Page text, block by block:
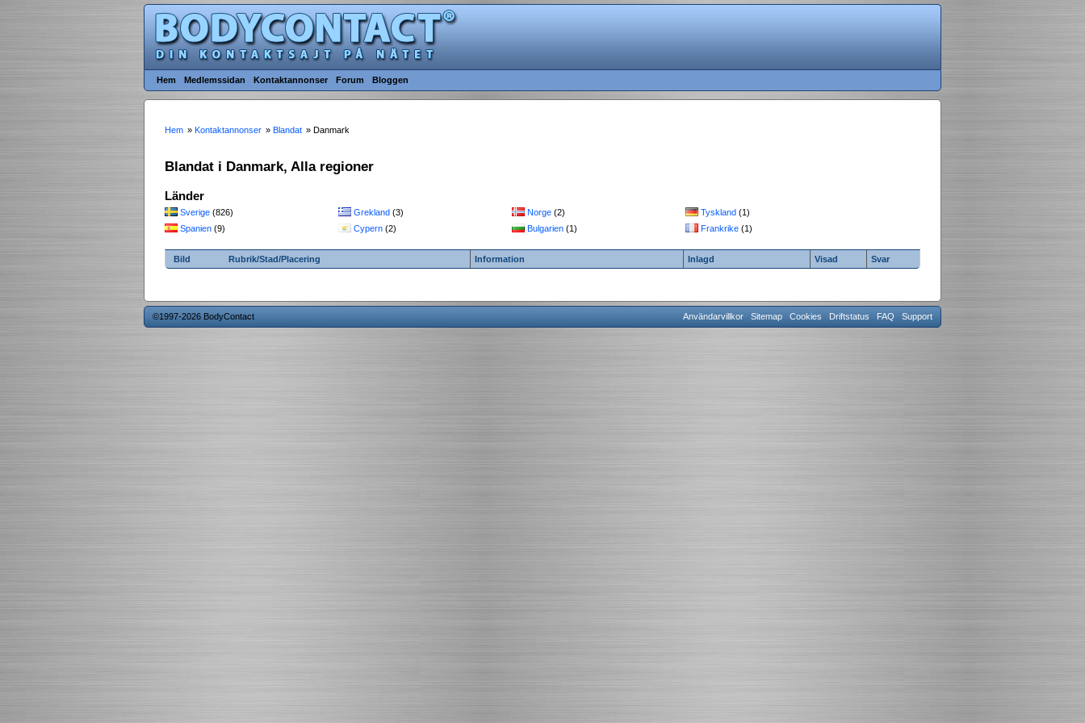
Hem Medlemssidan Kontaktannonser Forum Bloggen
Hem » Kontaktannonser » Blandat » Danmark
Blandat i Danmark, Alla regioner
Länder
Sverige (826)
Spanien (9)
Grekland (3)
Cypern (2)
Norge (2)
Bulgarien (1)
Tyskland (1)
Frankrike (1)
Bild Rubrik/Stad/Placering Information Inlagd Visad Svar
©1997-2026 BodyContact Användarvillkor Sitemap Cookies Driftstatus FAQ Support